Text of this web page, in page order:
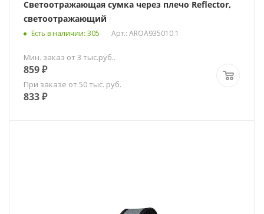
Светоотражающая сумка через плечо Reflector,
светоотражающий
Есть в наличии: 305 Арт.: AROA935010.1
Мин. заказ от 3 тыс.руб..
859₽
При заказе от 50 тыс. руб.
833₽